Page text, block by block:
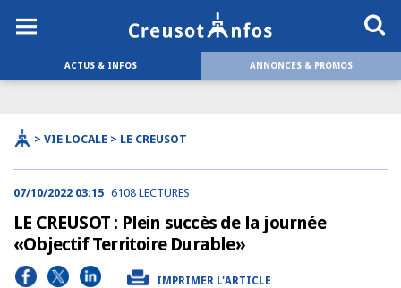
ACTUS & INFOS ANNONCES & PROMOS
> VIE LOCALE > LE CREUSOT
07/10/2022 03:15 6108 LECTURES
LE CREUSOT : Plein succès de la journée
«Objectif Territoire Durable»
IMPRIMER L'ARTICLE